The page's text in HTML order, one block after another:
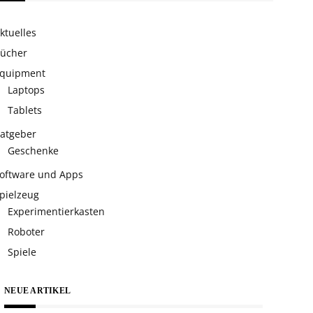
Laptops
Tablets
Geschenke
und Apps
Experimentierkasten
Roboter
Spiele
NEUE ARTIKEL